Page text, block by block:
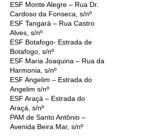
ESF Monte Alegre – Rua Dr.
Cardoso da Fonseca, s/nº
ESF Tangará – Rua Castro
Alves, s/nº
ESF Botafogo- Estrada de
Botafogo, s/nº
ESF Maria Joaquina – Rua da
Harmonia, s/nº
ESF Angelim – Estrada do
Angelim s/nº
ESF Araçá – Estrada do
Araçá, s/nº
PAM de Santo Antônio –
Avenida Beira Mar, s/nº